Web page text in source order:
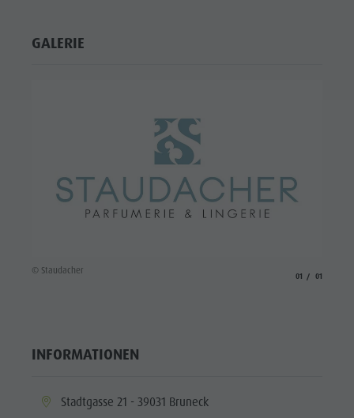
GALERIE
© Staudacher
01 01
INFORMATIONEN
aria.location:
Stadtgasse 21 - 39031 Bruneck